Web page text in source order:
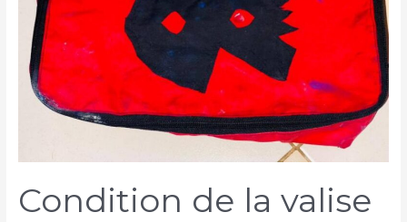
Condition de la valise